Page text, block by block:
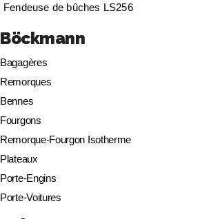
Fendeuse de bûches LS256
Böckmann
Bagagères
Remorques
Bennes
Fourgons
Remorque-Fourgon Isotherme
Plateaux
Porte-Engins
Porte-Voitures